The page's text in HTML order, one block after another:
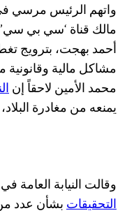
واتهم الرئيس مرسي
مالك قناة ‘سي بي سي’
أحمد بهجت، بترويج
مشاكل مالية وقانونية
محمد الأمين لاحقاً إن
يمنعه من مغادرة
وقالت النيابة العامة
التحقيقاتبشأن عدد